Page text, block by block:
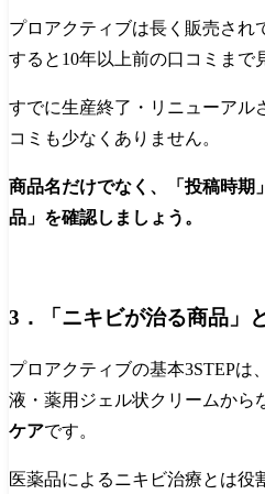
プロアクティブは長く販売され
すると10年以上前の口コミまで
すでに生産終了・リニューアル
コミも少なくありません。
商品名だけでなく、「投稿時期
品」を確認しましょう。
3．「ニキビが治る商品」
プロアクティブの基本3STEPは
液・薬用ジェル状クリームから
ケアです。
医薬品によるニキビ治療とは役